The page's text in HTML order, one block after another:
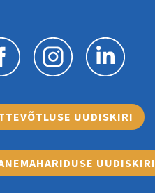
UUDISKIRI
UUDISKIRI